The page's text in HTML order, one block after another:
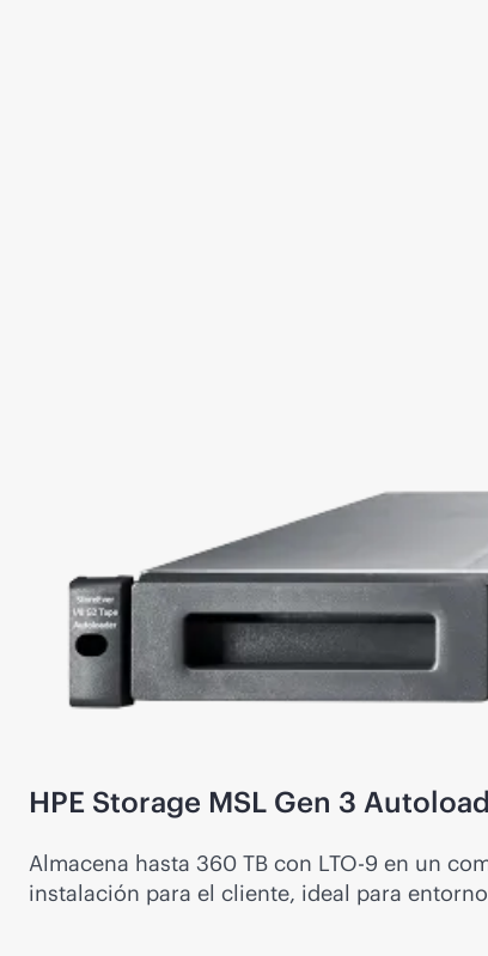
HPE Storage MSL Gen 3
Almacena hasta 360 TB con LTO-9 en un
instalación para el cliente, ideal para